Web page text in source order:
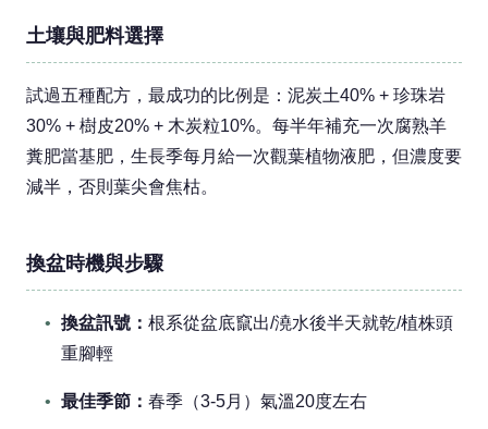
土壤與肥料選擇
試過五種配方，最成功的比例是：泥炭土40% + 珍珠岩
30% + 樹皮20% + 木炭粒10%。每半年補充一次腐熟羊
糞肥當基肥，生長季每月給一次觀葉植物液肥，但濃度要
減半，否則葉尖會焦枯。
換盆時機與步驟
換盆訊號： 根系從盆底竄出/澆水後半天就乾/植株頭
重腳輕
最佳季節： 春季（3-5月）氣溫20度左右